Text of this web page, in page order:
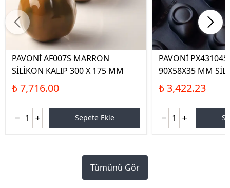
PAVONİ AF007S MARRON
SİLİKON KALIP 300 X 175 MM
₺ 7,716.00
Sepete Ekle
PAVONİ
90X58X35 MM
₺ 3,422.23
Tümünü Gör